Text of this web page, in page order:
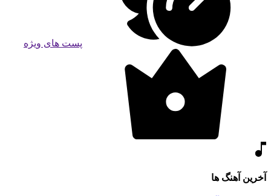
پست های ویژه
آخرین آهنگ ها